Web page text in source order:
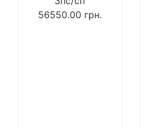
56550.00 грн.